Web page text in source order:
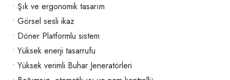
• Şık ve ergonomik tasarım
• Görsel sesli ikaz
• Döner Platformlu sistem
• Yüksek enerji tasarrufu
• Yüksek verimli Buhar Jeneratörleri